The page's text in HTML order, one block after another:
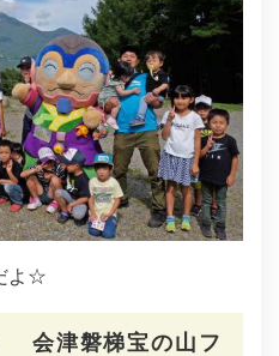
よ☆
会津磐梯宝の山フ